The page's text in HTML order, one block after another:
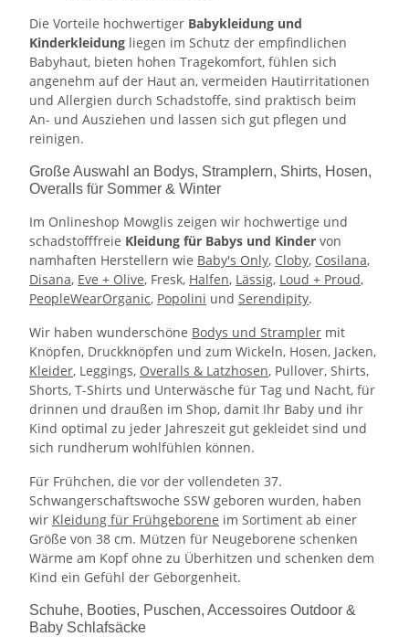
Die Vorteile hochwertiger Babykleidung und
Kinderkleidung liegen im Schutz der empfindlichen
Babyhaut, bieten hohen Tragekomfort, fühlen sich
angenehm auf der Haut an, vermeiden Hautirritationen
und Allergien durch Schadstoffe, sind praktisch beim
An- und Ausziehen und lassen sich gut pflegen und
reinigen.
Große Auswahl an Bodys, Stramplern, Shirts, Hosen,
Overalls für Sommer & Winter
Im Onlineshop Mowglis zeigen wir hochwertige und
schadstofffreie Kleidung für Babys und Kinder von
namhaften Herstellern wie Baby's Only, Cloby, Cosilana,
Disana, Eve + Olive, Fresk, Halfen, Lässig, Loud + Proud,
PeopleWearOrganic, Popolini und Serendipity.
Wir haben wunderschöne Bodys und Strampler mit
Knöpfen, Druckknöpfen und zum Wickeln, Hosen, Jacken,
Kleider, Leggings, Overalls & Latzhosen, Pullover, Shirts,
Shorts, T-Shirts und Unterwäsche für Tag und Nacht, für
drinnen und draußen im Shop, damit Ihr Baby und ihr
Kind optimal zu jeder Jahreszeit gut gekleidet sind und
sich rundherum wohlfühlen können.
Für Frühchen, die vor der vollendeten 37.
Schwangerschaftswoche SSW geboren wurden, haben
wir Kleidung für Frühgeborene im Sortiment ab einer
Größe von 38 cm. Mützen für Neugeborene schenken
Wärme am Kopf ohne zu Überhitzen und schenken dem
Kind ein Gefühl der Geborgenheit.
Schuhe, Booties, Puschen, Accessoires Outdoor &
Baby Schlafsäcke